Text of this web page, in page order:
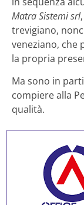
Matra Sistemi srl
trevigiano,
veneziano, che
la propria
Ma sono in
compiere alla
qualità.